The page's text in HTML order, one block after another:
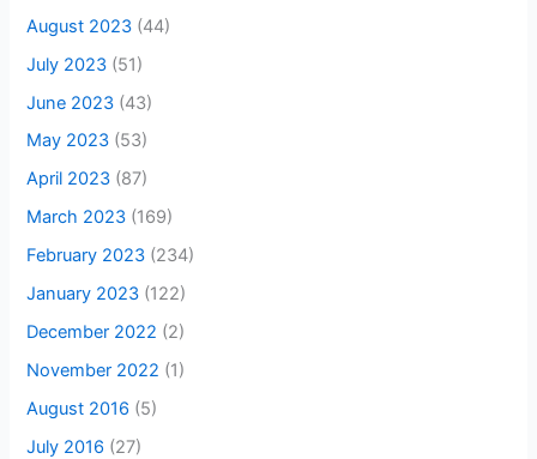
August 2023 (44)
July 2023 (51)
June 2023 (43)
May 2023 (53)
April 2023 (87)
March 2023 (169)
February 2023 (234)
January 2023 (122)
December 2022 (2)
November 2022 (1)
August 2016 (5)
July 2016 (27)